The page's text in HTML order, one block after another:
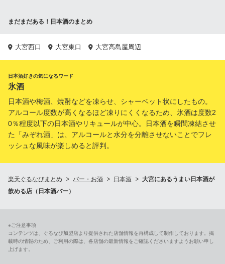
まだまだある！日本酒のまとめ
大宮西口 大宮東口 大宮高島屋周辺
日本酒好きの気になるワード
氷酒
日本酒や梅酒、焼酎などを凍らせ、シャーベット状にしたもの。
アルコール度数が高くなるほど凍りにくくなるため、氷酒は度数2
0％程度以下の日本酒やリキュールが中心。日本酒を瞬間凍結させ
た「みぞれ酒」は、アルコールと水分を分離させないことでフレ
ッシュな風味が楽しめると評判。
楽天ぐるなびまとめ バー・お酒 日本酒
大宮にあるうまい日本酒が
飲める店（日本酒バー）
※ご注意事項
コンテンツは、ぐるなび加盟店より提供された店舗情報を再構成して制作しております。掲
載時の情報のため、ご利用の際は、各店舗の最新情報をご確認くださいますようお願い申し
上げます。